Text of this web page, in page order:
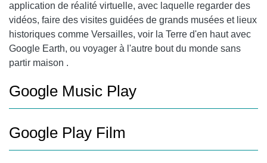
application de réalité virtuelle, avec laquelle regarder des
vidéos, faire des visites guidées de grands musées et lieux
historiques comme Versailles, voir la Terre d'en haut avec
Google Earth, ou voyager à l'autre bout du monde sans
partir maison .
Google Music Play
Google Play Film